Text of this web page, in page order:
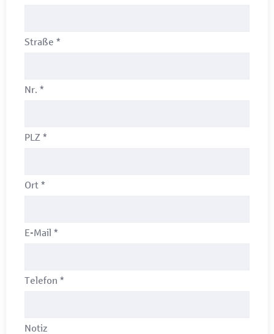
Straße *
Nr. *
PLZ *
Ort *
E-Mail *
Telefon *
Notiz